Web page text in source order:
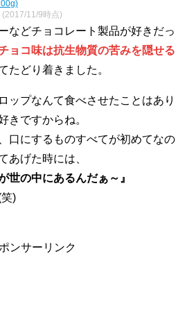
(2017/11/9時点)
などチョコレート製品が好きだっ
ョコ味は抗生物質の苦みを隠せる
たどり着きました。
ップなんて食べさせたことはあり
きですからね。
口にするものすべてが初めてなの
あげた時には、
世の中にあるんだぁ～』
)
ンサーリンク